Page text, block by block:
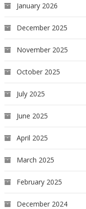
January 2026
December 2025
November 2025
October 2025
July 2025
June 2025
April 2025
March 2025
February 2025
December 2024